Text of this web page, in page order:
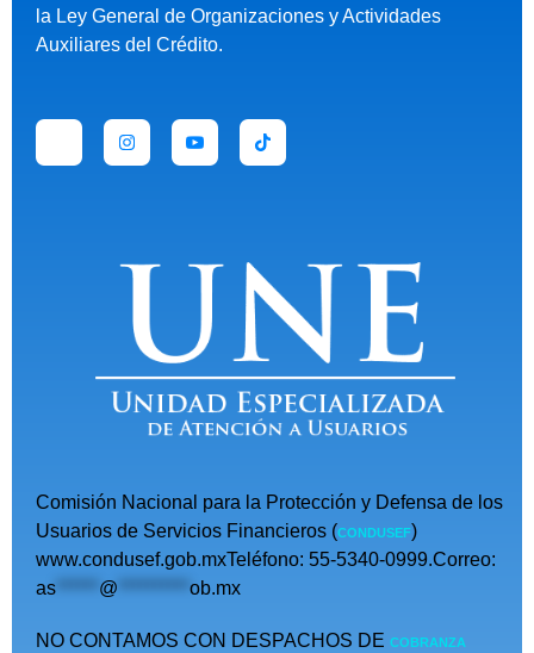
la Ley General de Organizaciones y Actividades
Auxiliares del Crédito.
Comisión Nacional para la Protección y Defensa de los
Usuarios de Servicios Financieros (CONDUSEF)
www.condusef.gob.mxTeléfono: 55-5340-0999.Correo:
as ****** @ ********** ob.mx
NO CONTAMOS CON DESPACHOS DE COBRANZA